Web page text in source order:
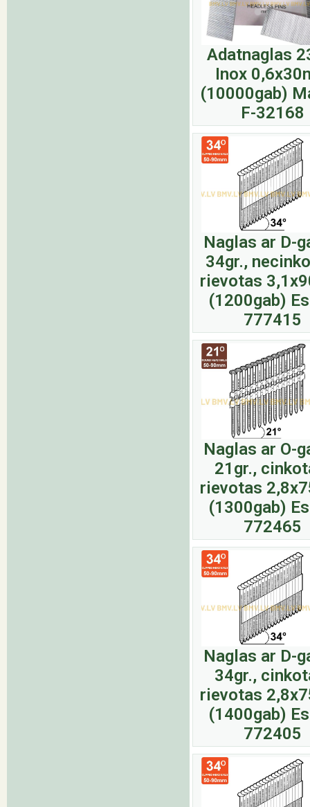
Adatnaglas
Inox
(10000gab)
F-32168
Naglas ar D-
34gr.,
rievotas
(1200gab)
777415
Naglas ar O-
21gr.,
rievotas
(1300gab)
772465
Naglas ar D-
34gr.,
rievotas
(1400gab)
772405